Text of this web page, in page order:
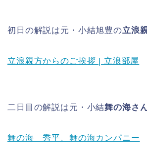
初日の解説は元・小結旭豊の立浪
立浪親方からのご挨拶 | 立浪部屋
二日目の解説は元・小結舞の海さ
舞の海 秀平、舞の海カンパニー